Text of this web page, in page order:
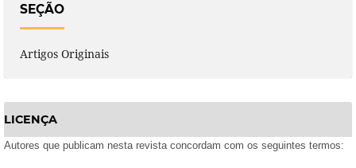
SEÇÃO
Artigos Originais
LICENÇA
Autores que publicam nesta revista concordam com os seguintes termos: